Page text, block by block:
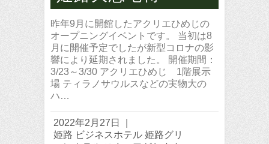
昨年9月に開館したアクリエひめじの
オープニングイベントです。 当初は8
月に開催予定でしたが新型コロナの影
響により延期されました。 開催期間：
3/23～3/30 アクリエひめじ 1階展示
場 ティラノサウルスなどの実物大の
ハ…
2022年2月27日
姫路 ビジネスホテル 姫路グリ